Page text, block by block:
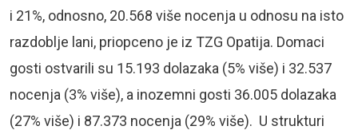
i 21%, odnosno, 20.568 više nocenja u odnosu na isto
razdoblje lani, priopceno je iz TZG Opatija. Domaci
gosti ostvarili su 15.193 dolazaka (5% više) i 32.537
nocenja (3% više), a inozemni gosti 36.005 dolazaka
(27% više) i 87.373 nocenja (29% više). U strukturi